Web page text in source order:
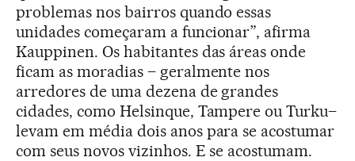
problemas nos bairros quando essas
unidades começaram a funcionar”, afirma
Kauppinen. Os habitantes das áreas onde
ficam as moradias – geralmente nos
arredores de uma dezena de grandes
cidades, como Helsinque, Tampere ou Turku–
levam em média dois anos para se acostumar
com seus novos vizinhos. E se acostumam.